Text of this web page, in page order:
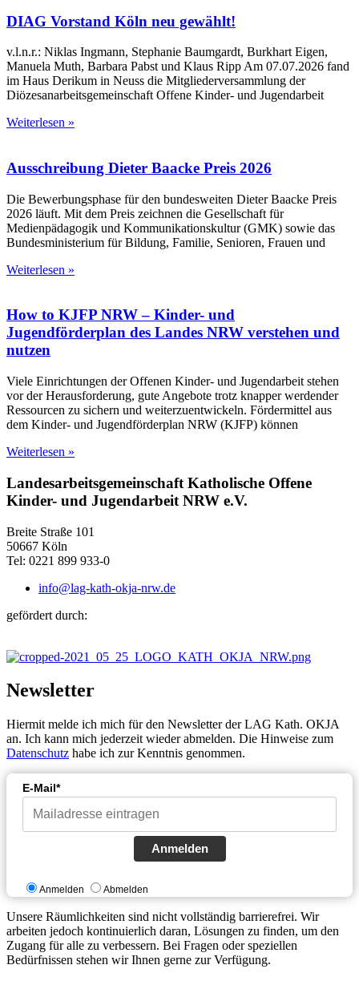
DIAG Vorstand Köln neu gewählt!
v.l.n.r.: Niklas Ingmann, Stephanie Baumgardt, Burkhart Eigen,
Manuela Muth, Barbara Pabst und Klaus Ripp Am 07.07.2026 fand
im Haus Derikum in Neuss die Mitgliederversammlung der
Diözesanarbeitsgemeinschaft Offene Kinder- und Jugendarbeit
Weiterlesen »
Ausschreibung Dieter Baacke Preis 2026
Die Bewerbungsphase für den bundesweiten Dieter Baacke Preis
2026 läuft. Mit dem Preis zeichnen die Gesellschaft für
Medienpädagogik und Kommunikationskultur (GMK) sowie das
Bundesministerium für Bildung, Familie, Senioren, Frauen und
Weiterlesen »
How to KJFP NRW – Kinder- und
Jugendförderplan des Landes NRW verstehen und
nutzen
Viele Einrichtungen der Offenen Kinder- und Jugendarbeit stehen
vor der Herausforderung, gute Angebote trotz knapper werdender
Ressourcen zu sichern und weiterzuentwickeln. Fördermittel aus
dem Kinder- und Jugendförderplan NRW (KJFP) können
Weiterlesen »
Landesarbeitsgemeinschaft Katholische Offene
Kinder- und Jugendarbeit NRW e.V.
Breite Straße 101
50667 Köln
Tel: 0221 899 933-0
info@lag-kath-okja-nrw.de
gefördert durch:
Newsletter
Hiermit melde ich mich für den Newsletter der LAG Kath. OKJA
an. Ich kann mich jederzeit wieder abmelden. Die Hinweise zum
Datenschutz habe ich zur Kenntnis genommen.
E-Mail*
Anmelden
Anmelden Abmelden
Unsere Räumlichkeiten sind nicht vollständig barrierefrei. Wir
arbeiten jedoch kontinuierlich daran, Lösungen zu finden, um den
Zugang für alle zu verbessern. Bei Fragen oder speziellen
Bedürfnissen stehen wir Ihnen gerne zur Verfügung.